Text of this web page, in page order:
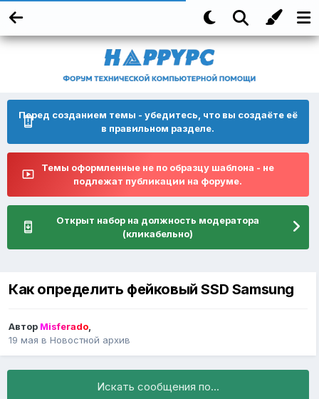
Перед созданием темы - убедитесь, что вы создаёте её
в правильном разделе.
Темы оформленные не по образцу шаблона - не
подлежат публикации на форуме.
Открыт набор на должность модератора
(кликабельно)
Как определить фейковый SSD Samsung
Автор Misferado,
19 мая в Новостной архив
Искать сообщения по...